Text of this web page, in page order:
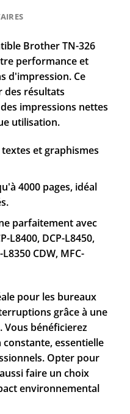
Brother TN-326
performance et
d'impression. Ce
résultats
impressions nettes
utilisation.
et graphismes
4000 pages, idéal
parfaitement avec
L8400, DCP-L8450,
CDW, MFC-
pour les bureaux
grâce à une
Vous bénéficierez
essentielle
Opter pour
faire un choix
environnemental